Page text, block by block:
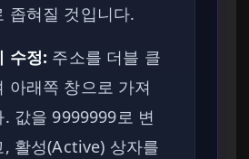
좁혀질 것입니다.
수정: 주소를 더블 클
아래쪽 창으로 가져
. 값을 9999999로 변
, 활성(Active) 상자를